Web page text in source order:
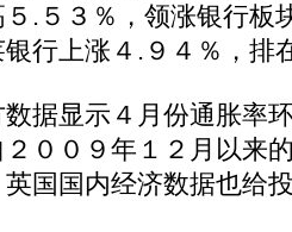
.５３％，领涨银行板
行上涨４.９４％，排
显示４月份通胀率
００９年１２月以来
国国内经济数据也给